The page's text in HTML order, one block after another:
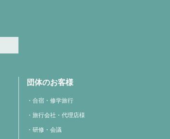
団体のお客様
合宿・修学旅行
旅行会社・代理店様
研修・会議